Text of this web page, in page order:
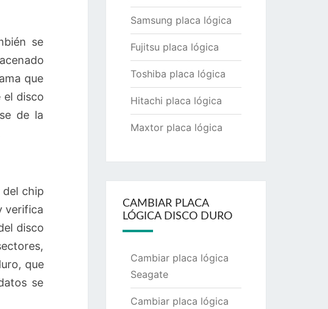
se
que
el disco
de la
del chip
verifica
disco
que
se
Samsung placa lógica
Fujitsu placa lógica
Toshiba placa lógica
Hitachi placa lógica
Maxtor placa lógica
CAMBIAR PLACA
LÓGICA DISCO DURO
Cambiar placa lógica
Seagate
Cambiar placa lógica